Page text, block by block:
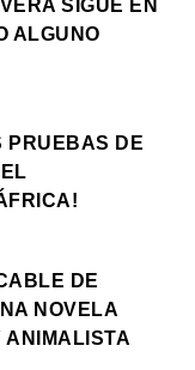
SIGUE EN
ALGUNO
PRUEBAS DE
DE
NOVELA
ANIMALISTA